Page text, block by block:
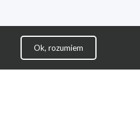
Ok, rozumiem